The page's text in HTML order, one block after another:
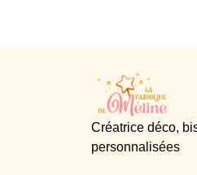
Créatrice déco,
personnalisées